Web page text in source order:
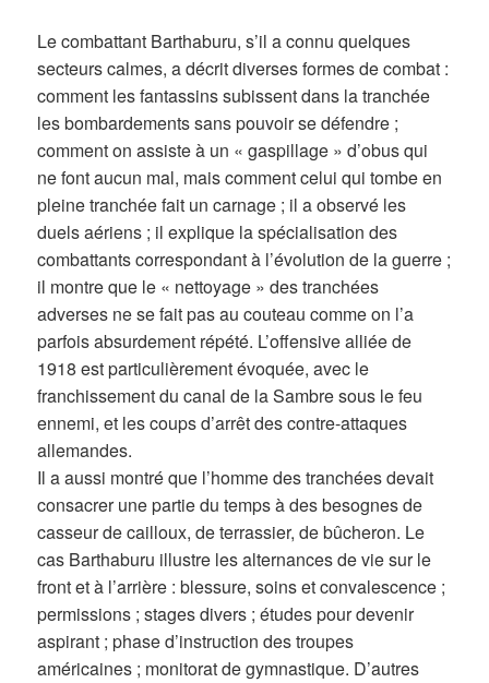
Le combattant Barthaburu, s’il a connu quelques
secteurs calmes, a décrit diverses formes de combat :
comment les fantassins subissent dans la tranchée
les bombardements sans pouvoir se défendre ;
comment on assiste à un « gaspillage » d’obus qui
ne font aucun mal, mais comment celui qui tombe en
pleine tranchée fait un carnage ; il a observé les
duels aériens ; il explique la spécialisation des
combattants correspondant à l’évolution de la guerre ;
il montre que le « nettoyage » des tranchées
adverses ne se fait pas au couteau comme on l’a
parfois absurdement répété. L’offensive alliée de
1918 est particulièrement évoquée, avec le
franchissement du canal de la Sambre sous le feu
ennemi, et les coups d’arrêt des contre-attaques
allemandes.
Il a aussi montré que l’homme des tranchées devait
consacrer une partie du temps à des besognes de
casseur de cailloux, de terrassier, de bûcheron. Le
cas Barthaburu illustre les alternances de vie sur le
front et à l’arrière : blessure, soins et convalescence ;
permissions ; stages divers ; études pour devenir
aspirant ; phase d’instruction des troupes
américaines ; monitorat de gymnastique. D’autres